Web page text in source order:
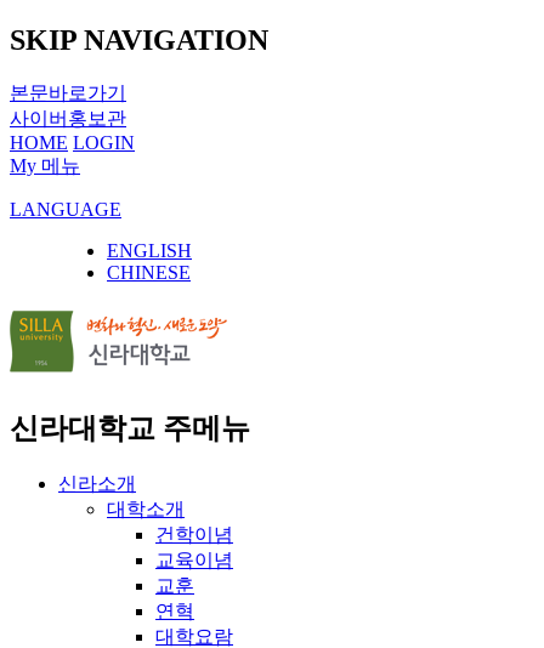
SKIP NAVIGATION
본문바로가기
사이버홍보관
HOME LOGIN
My 메뉴
LANGUAGE
ENGLISH
CHINESE
신라대학교 주메뉴
신라소개
대학소개
건학이념
교육이념
교훈
연혁
대학요람